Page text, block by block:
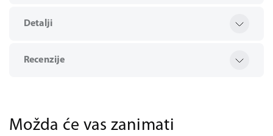
Detalji
Recenzije
Možda će vas zanimati